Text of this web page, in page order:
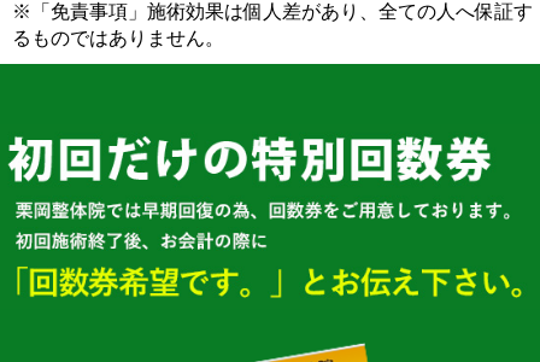
※「免責事項」施術効果は個人差があり、全ての人へ保証す
るものではありません。